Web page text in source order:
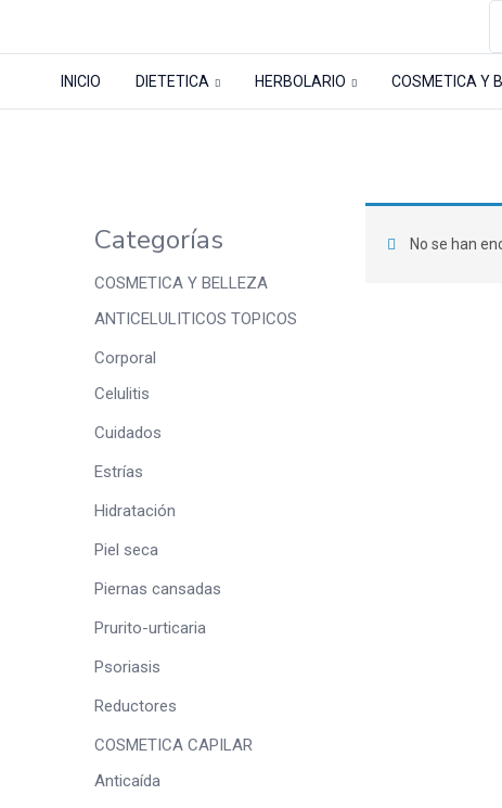
INICIO DIETETICA HERBOLARIO COSMETICA Y
Tienda
Categorías
COSMETICA Y BELLEZA
ANTICELULITICOS TOPICOS
Corporal
Celulitis
Cuidados
Estrías
Hidratación
Piel seca
Piernas cansadas
Prurito-urticaria
Psoriasis
Reductores
COSMETICA CAPILAR
Anticaída
No se han